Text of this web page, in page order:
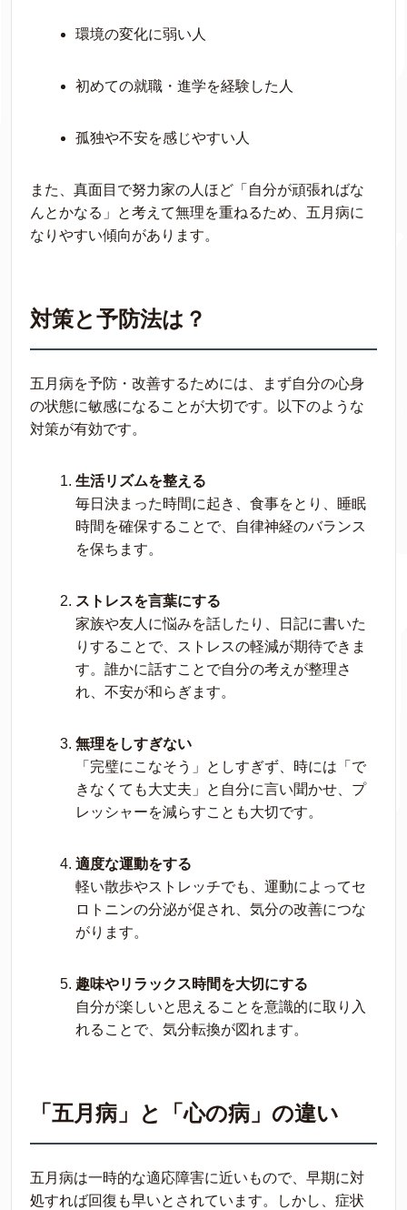
環境の変化に弱い人
初めての就職・進学を経験した人
孤独や不安を感じやすい人
また、真面目で努力家の人ほど「自分が頑張ればな
んとかなる」と考えて無理を重ねるため、五月病に
なりやすい傾向があります。
対策と予防法は？
五月病を予防・改善するためには、まず自分の心身
の状態に敏感になることが大切です。以下のような
対策が有効です。
生活リズムを整える
毎日決まった時間に起き、食事をとり、睡眠
時間を確保することで、自律神経のバランス
を保ちます。
ストレスを言葉にする
家族や友人に悩みを話したり、日記に書いた
りすることで、ストレスの軽減が期待できま
す。誰かに話すことで自分の考えが整理さ
れ、不安が和らぎます。
無理をしすぎない
「完璧にこなそう」としすぎず、時には「で
きなくても大丈夫」と自分に言い聞かせ、プ
レッシャーを減らすことも大切です。
適度な運動をする
軽い散歩やストレッチでも、運動によってセ
ロトニンの分泌が促され、気分の改善につな
がります。
趣味やリラックス時間を大切にする
自分が楽しいと思えることを意識的に取り入
れることで、気分転換が図れます。
「五月病」と「心の病」の違い
五月病は一時的な適応障害に近いもので、早期に対
処すれば回復も早いとされています。しかし、症状